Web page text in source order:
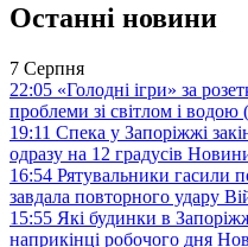
Останні новини
7 Серпня
22:05 «Голодні ігри» за
проблеми зі світлом і
19:11 Спека у Запоріжжі
одразу на 12 градусів
16:54 Рятувальники гасили
завдала повторного удару
15:55 Які будинки в
наприкінці робочого дня